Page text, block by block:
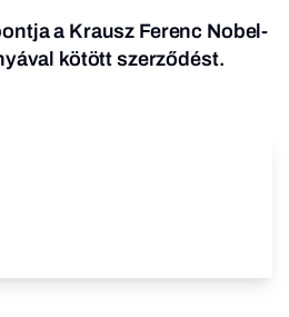
a Krausz Ferenc Nobel-
kötött szerződést.